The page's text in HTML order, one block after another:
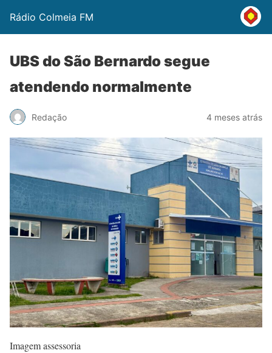
Rádio Colmeia FM
UBS do São Bernardo segue
atendendo normalmente
Redação 4 meses atrás
Imagem assessoria